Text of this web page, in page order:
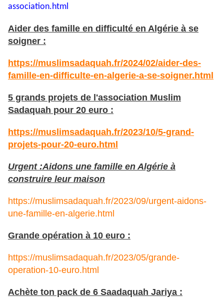
association.html
Aider des famille en difficulté en Algérie à se
soigner :
https://muslimsadaquah.fr/2024/02/aider-des-
famille-en-difficulte-en-algerie-a-se-soigner.html
5 grands projets de l'association Muslim
Sadaquah pour 20 euro :
https://muslimsadaquah.fr/2023/10/5-grand-
projets-pour-20-euro.html
Urgent :Aidons une famille en Algérie à
construire leur maison
https://muslimsadaquah.fr/2023/09/urgent-aidons-
une-famille-en-algerie.html
Grande opération à 10 euro :
https://muslimsadaquah.fr/2023/05/grande-
operation-10-euro.html
Achète ton pack de 6 Saadaquah Jariya :